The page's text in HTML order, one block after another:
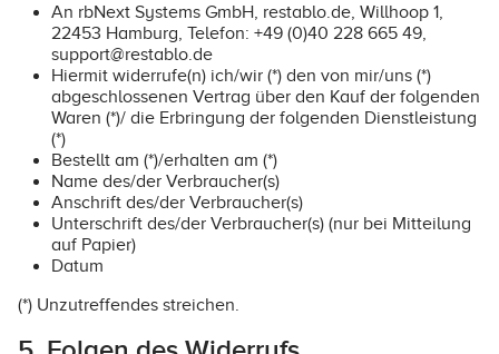
An rbNext Systems GmbH, restablo.de, Willhoop 1,
22453 Hamburg, Telefon: +49 (0)40 228 665 49,
support@restablo.de
Hiermit widerrufe(n) ich/wir (*) den von mir/uns (*)
abgeschlossenen Vertrag über den Kauf der folgenden
Waren (*)/ die Erbringung der folgenden Dienstleistung
(*)
Bestellt am (*)/erhalten am (*)
Name des/der Verbraucher(s)
Anschrift des/der Verbraucher(s)
Unterschrift des/der Verbraucher(s) (nur bei Mitteilung
auf Papier)
Datum
(*) Unzutreffendes streichen.